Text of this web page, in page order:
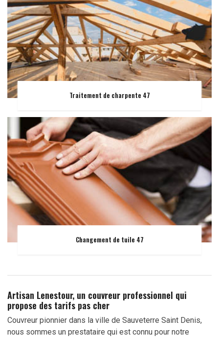
Traitement de charpente 47
Changement de tuile 47
Artisan Lenestour, un couvreur professionnel qui
propose des tarifs pas cher
Couvreur pionnier dans la ville de Sauveterre Saint Denis,
nous sommes un prestataire qui est connu pour notre